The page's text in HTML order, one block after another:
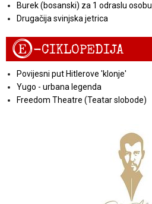
Burek (bosanski) za 1 odraslu osobu
Drugačija svinjska jetrica
E-CIKLOPEDIJA
Povijesni put Hitlerove 'klonje'
Yugo - urbana legenda
Freedom Theatre (Teatar slobode)